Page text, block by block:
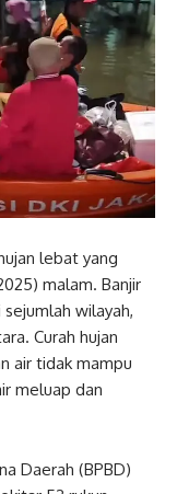
lebat yang
malam. Banjir
wilayah,
Curah hujan
air tidak mampu
meluap dan
Daerah (BPBD)